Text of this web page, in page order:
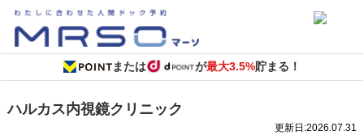
または が最大3.5%貯まる！
ハルカス内視鏡クリニック
更新日:2026.07.31